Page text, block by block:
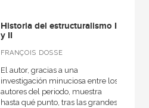
Historia del estructuralismo I
y II
FRANÇOIS DOSSE
El autor, gracias a una
investigación minuciosa entre los
autores del periodo, muestra
hasta qué punto, tras las grandes